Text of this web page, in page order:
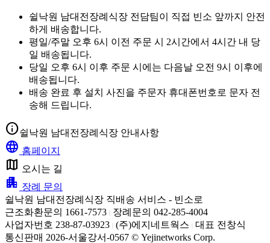
쉴낙원 남대전장례식장 전담팀이 직접 빈소 앞까지 안전
하게 배송합니다.
평일/주말 오후 6시 이전 주문 시 2시간에서 4시간 내 당
일 배송됩니다.
당일 오후 6시 이후 주문 시에는 다음날 오전 9시 이후에
배송됩니다.
배송 완료 후 설치 사진을 주문자 휴대폰번호로 문자 전
송해 드립니다.
info쉴낙원 남대전장례식장 안내사항
language 홈페이지
map 오시는 길
apartment 장례 문의
쉴낙원 남대전장례식장 직배송 서비스 - 빈소로
근조화환문의 1661-7573
장례문의 042-285-4004
사업자번호 238-87-03923 (주)에지네트웍스
대표 전창식
통신판매 2026-서울강서-0567 © Yejinetworks Corp.